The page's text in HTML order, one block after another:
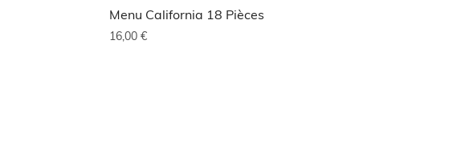
Menu California 18 Pièces
16,00 €